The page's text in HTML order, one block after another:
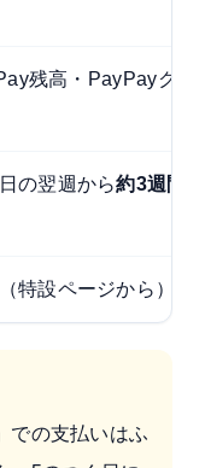
残高・PayPayクレ
の翌週から約3週間後
（特設ページから）
での支払いはふ